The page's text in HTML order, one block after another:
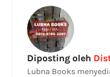
Diposting oleh
Lubna Books